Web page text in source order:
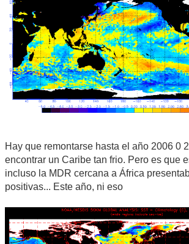
Hay que remontarse hasta el año 2006 0
encontrar un Caribe tan frio. Pero es que
incluso la MDR cercana a África
positivas... Este año, ni eso